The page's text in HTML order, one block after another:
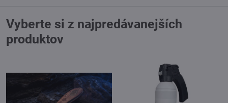
Vyberte si z najpredávanejších
produktov